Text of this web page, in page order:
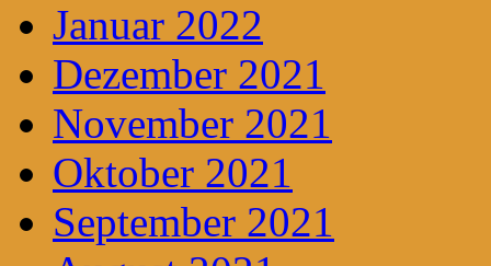
Januar 2022
Dezember 2021
November 2021
Oktober 2021
September 2021